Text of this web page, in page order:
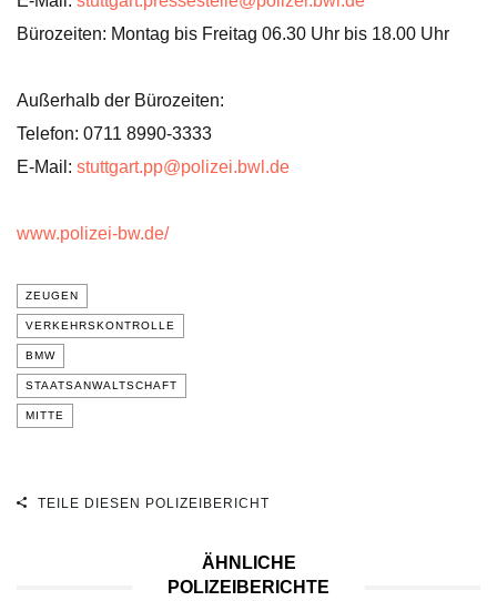
Bürozeiten: Montag bis Freitag 06.30 Uhr bis 18.00 Uhr
Außerhalb der Bürozeiten:
Telefon: 0711 8990-3333
E-Mail: stuttgart.pp@polizei.bwl.de
www.polizei-bw.de/
ZEUGEN
VERKEHRSKONTROLLE
BMW
STAATSANWALTSCHAFT
MITTE
TEILE DIESEN POLIZEIBERICHT
ÄHNLICHE
POLIZEIBERICHTE